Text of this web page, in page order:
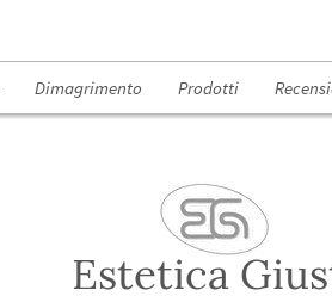
Dimagrimento Prodotti
Estetica